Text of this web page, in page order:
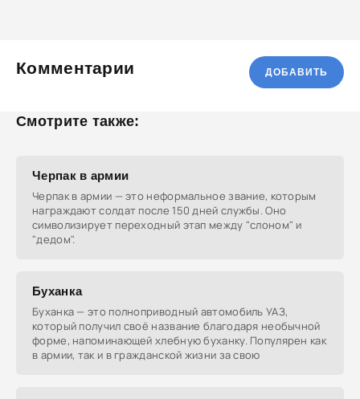
Комментарии ДОБАВИТЬ
Смотрите также:
Черпак в армии
Черпак в армии — это неформальное звание, которым
награждают солдат после 150 дней службы. Оно
символизирует переходный этап между "слоном" и
"дедом".
Буханка
Буханка — это полноприводный автомобиль УАЗ,
который получил своё название благодаря необычной
форме, напоминающей хлебную буханку. Популярен как
в армии, так и в гражданской жизни за свою